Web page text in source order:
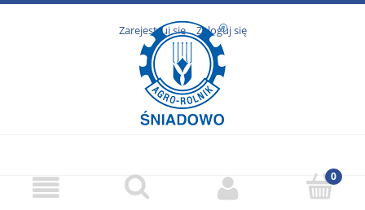
Zarejestruj się Zaloguj się